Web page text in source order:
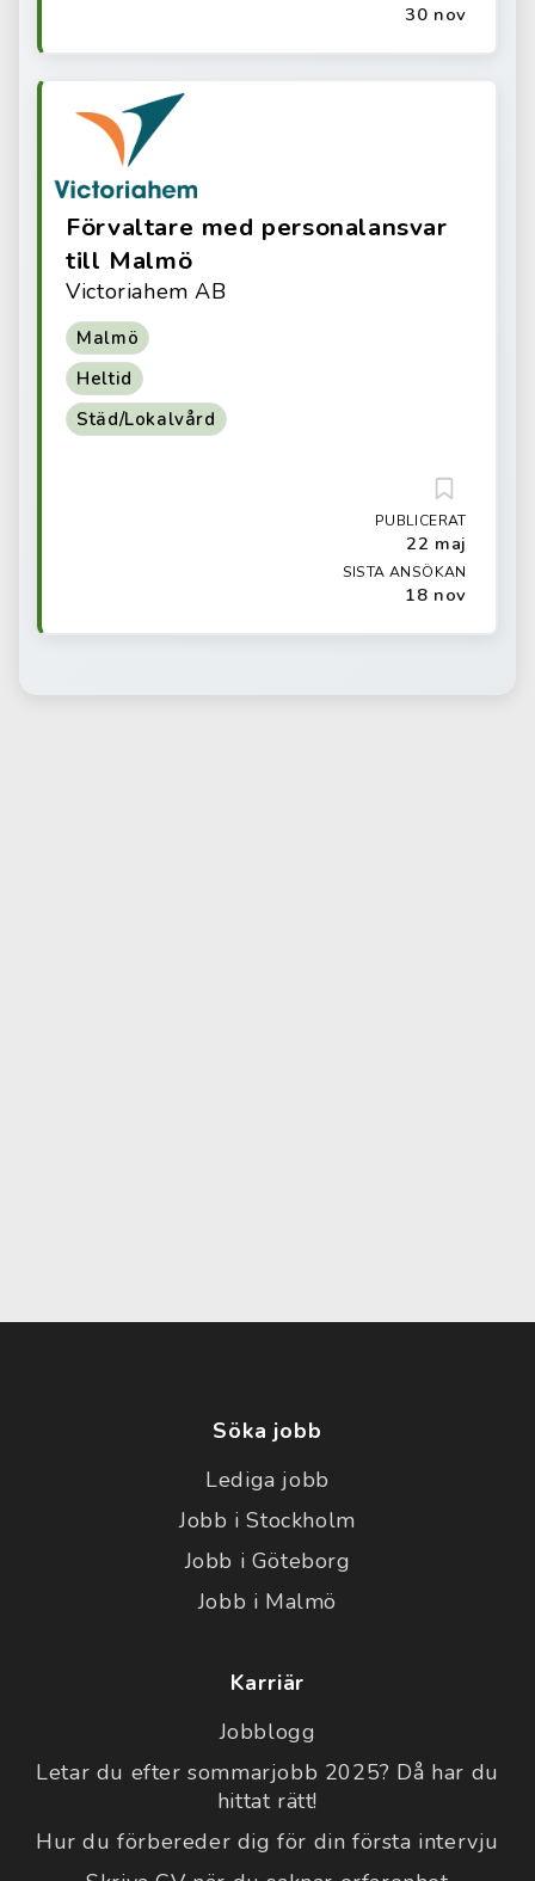
30 nov
Förvaltare med personalansvar
till Malmö
Victoriahem AB
Malmö
Heltid
Städ/Lokalvård
PUBLICERAT
22 maj
SISTA ANSÖKAN
18 nov
Söka jobb
Lediga jobb
Jobb i Stockholm
Jobb i Göteborg
Jobb i Malmö
Karriär
Jobblogg
Letar du efter sommarjobb 2025? Då har du
hittat rätt!
Hur du förbereder dig för din första intervju